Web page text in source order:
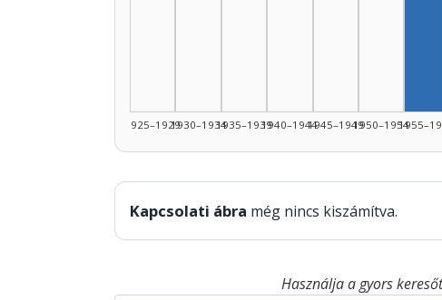
1925–19291930–19341935–19391940–19441945–19491950–1954
Kapcsolati ábra még nincs kiszámítva.
Használja a gyors